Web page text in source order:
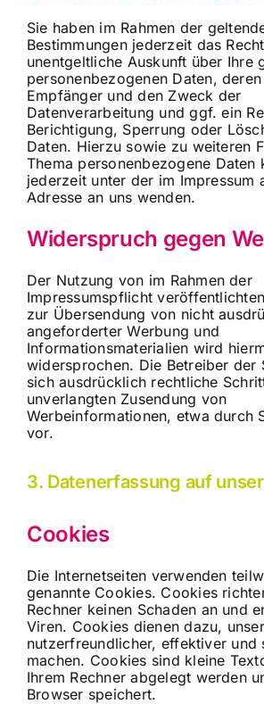
Sie haben im Rahmen der
Bestimmungen jederzeit das
unentgeltliche Auskunft über Ihre
personenbezogenen Daten,
Empfänger und den Zweck der
Datenverarbeitung und ggf. ein
Berichtigung, Sperrung oder
Daten. Hierzu sowie zu weiteren
Thema personenbezogene Daten
jederzeit unter der im Impressum
Adresse an uns wenden.
Widerspruch gegen
Der Nutzung von im Rahmen der
Impressumspflicht
zur Übersendung von nicht
angeforderter Werbung und
Informationsmaterialien wird
widersprochen. Die Betreiber der
sich ausdrücklich rechtliche
unverlangten Zusendung von
Werbeinformationen, etwa durch
vor.
3. Datenerfassung auf
Cookies
Die Internetseiten verwenden
genannte Cookies. Cookies
Rechner keinen Schaden an und
Viren. Cookies dienen dazu,
nutzerfreundlicher, effektiver und
machen. Cookies sind kleine
Ihrem Rechner abgelegt werden
Browser speichert.